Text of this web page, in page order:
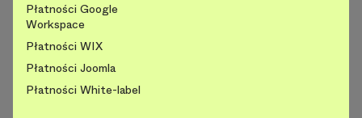
Płatności Google
Workspace
Płatności WIX
Płatności Joomla
Płatności White-label